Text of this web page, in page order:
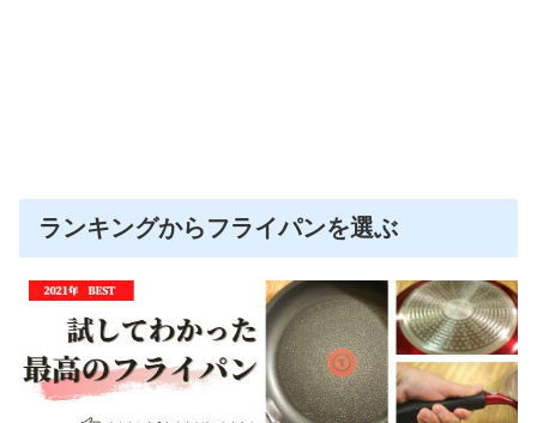
ランキングからフライパンを選ぶ